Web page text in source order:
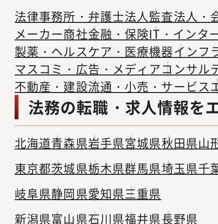
法律事務所・弁護士法人監査法人・
メーカー商社金融・保険IT・インタ
製薬・ヘルスケア・医療機器インフ
マスコミ・広告・メディアコンサル
不動産・建設流通・小売・サービス
法務の転職・求人情報を
北海道青森県岩手県宮城県秋田県山
東京都茨城県栃木県群馬県埼玉県千
岐阜県静岡県愛知県三重県
新潟県富山県石川県福井県長野県